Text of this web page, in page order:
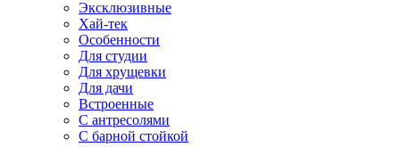
Эксклюзивные
Хай-тек
Особенности
Для студии
Для хрущевки
Для дачи
Встроенные
С антресолями
С барной стойкой